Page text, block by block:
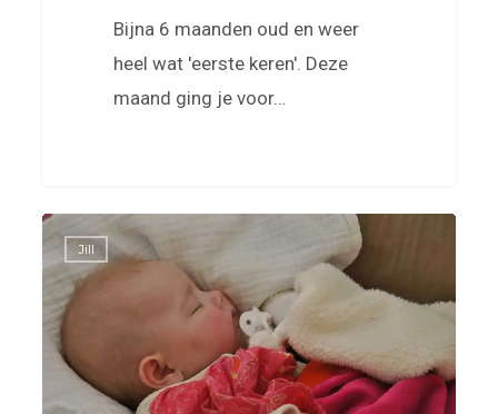
Bijna 6 maanden oud en weer
heel wat 'eerste keren'. Deze
maand ging je voor…
Jill
op
kraambezoek
bij
Mannes
Lub
Jill